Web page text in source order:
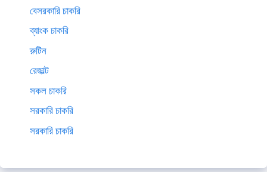
বেসরকারি চাকরি
ব্যাংক চাকরি
রুটিন
রেজাল্ট
সকল চাকরি
সরকারি চাকরি
সরকারি চাকরি